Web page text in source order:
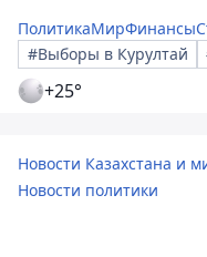
ПолитикаМирФинансы
#Выборы в Курултай
+25°
Новости Казахстана и
Новости политики